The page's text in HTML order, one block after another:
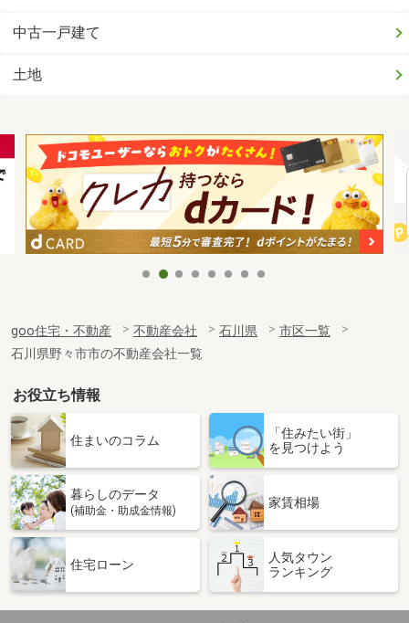
中古一戸建て
土地
goo住宅・不動産 不動産会社 石川県
市区一覧
石川県野々市市の不動産会社一覧
お役立ち情報
住まいのコラム
「住みたい街」
を見つけよう
暮らしのデータ
(補助金・助成金情報)
家賃相場
住宅ローン
人気タウン
ランキング